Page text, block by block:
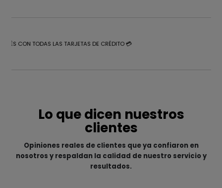
CON TODAS LAS TARJETAS DE CRÉDITO 💳
Lo que dicen nuestros
clientes
Opiniones reales de clientes que ya confiaron en
nosotros y respaldan la calidad de nuestro servicio y
resultados.